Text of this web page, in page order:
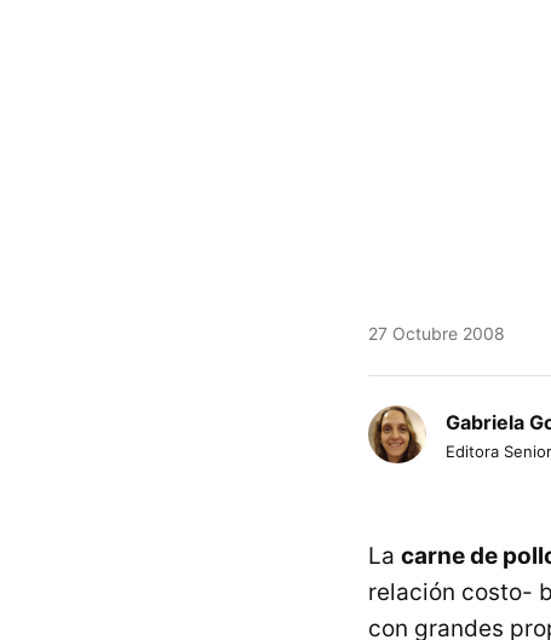
27 Octubre 2008
Gabriela
Editora
La carne de
relación costo-
con grandes